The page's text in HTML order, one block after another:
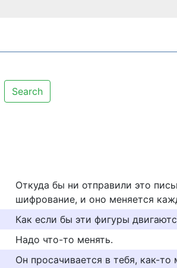
Search
Откуда бы ни отправили это
шифрование, и оно меняется
Как если бы эти фигуры
Надо что-то менять.
Он просачивается в тебя, как-то